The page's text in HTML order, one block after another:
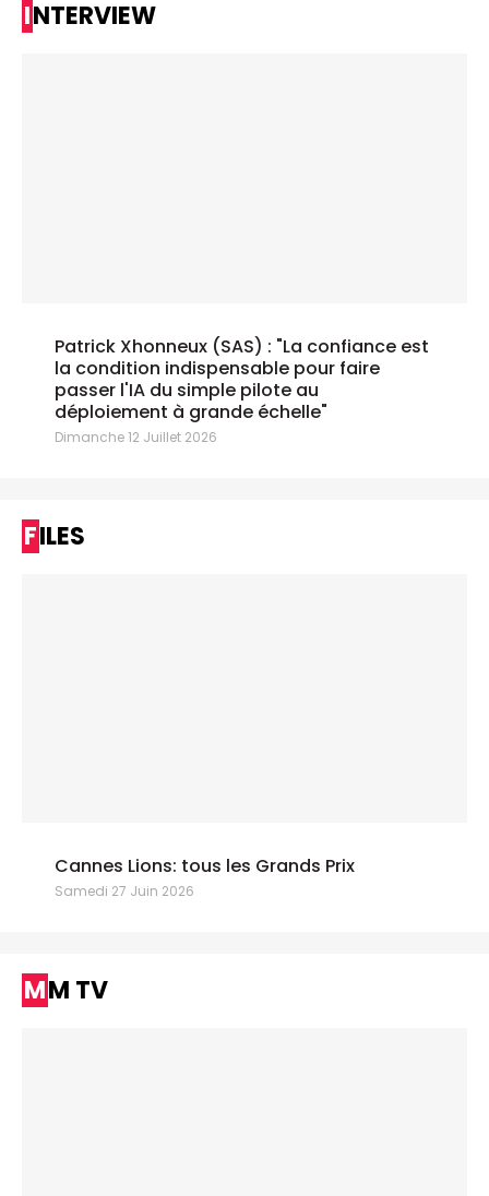
INTERVIEW
Patrick Xhonneux (SAS) : "La confiance est
la condition indispensable pour faire
passer l'IA du simple pilote au
déploiement à grande échelle"
Dimanche 12 Juillet 2026
FILES
Cannes Lions: tous les Grands Prix
Samedi 27 Juin 2026
MM TV